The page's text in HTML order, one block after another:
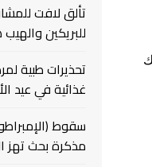
تألق لافت
للبريكين
تحذيرات طبية
غذائية في عيد
مذكرة بحث تهز